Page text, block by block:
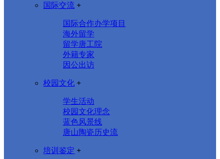
国际交流 +
国际合作办学项目
海外留学
留学唐工院
外籍专家
因公出访
校园文化 +
学生活动
校园文化理念
蓝色风景线
唐山陶瓷历史流
培训鉴定 +